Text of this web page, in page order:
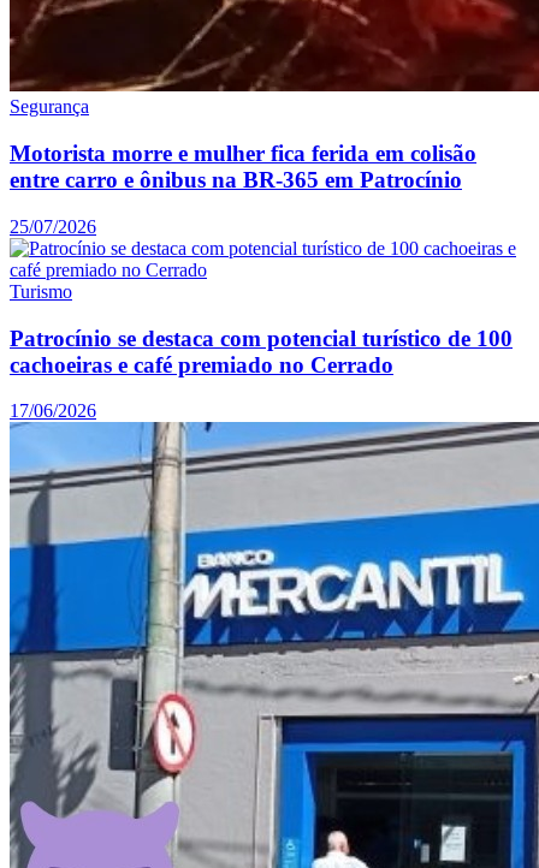
Segurança
Motorista morre e mulher fica ferida em colisão
entre carro e ônibus na BR-365 em Patrocínio
25/07/2026
Turismo
Patrocínio se destaca com potencial turístico de 100
cachoeiras e café premiado no Cerrado
17/06/2026